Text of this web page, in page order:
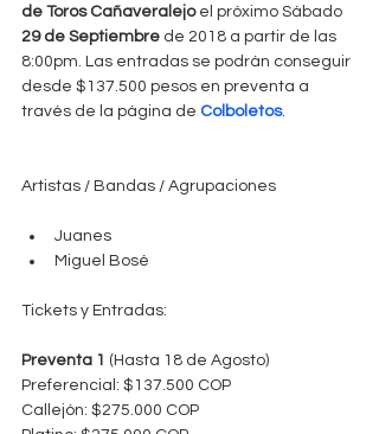
de Toros Cañaveralejo el próximo Sábado
29 de Septiembre de 2018 a partir de las
8:00pm. Las entradas se podrán conseguir
desde $137.500 pesos en preventa a
través de la página de Colboletos.
Artistas / Bandas / Agrupaciones
Juanes
Miguel Bosé
Tickets y Entradas:
Preventa 1 (Hasta 18 de Agosto)
Preferencial: $137.500 COP
Callejón: $275.000 COP